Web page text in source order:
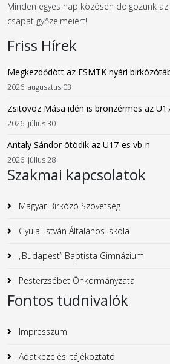
Minden egyes nap közösen dolgozunk
csapat győzelmeiért!
Friss Hírek
Megkezdődött az ESMTK nyári
2026. augusztus 03
Zsitovoz Mása idén is bronzérmes az
2026. július 30
Antaly Sándor ötödik az U17-es vb-n
2026. július 28
Szakmai kapcsolatok
Magyar Birkózó Szövetség
Gyulai István Általános Iskola
„Budapest” Baptista Gimnázium
Pesterzsébet Önkormányzata
Fontos tudnivalók
Impresszum
Adatkezelési tájékoztató